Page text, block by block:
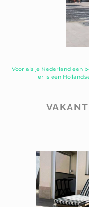
Voor als je Nederland een
er is een